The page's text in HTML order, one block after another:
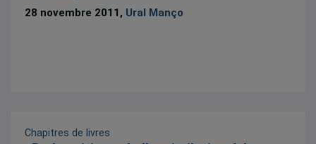
28 novembre 2011, Ural Manço
Chapitres de livres